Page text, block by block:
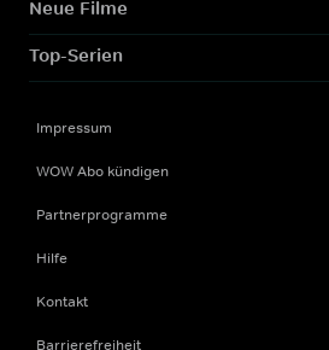
Neue Filme
Top-Serien
Impressum
WOW Abo kündigen
Partnerprogramme
Hilfe
Kontakt
Barrierefreiheit